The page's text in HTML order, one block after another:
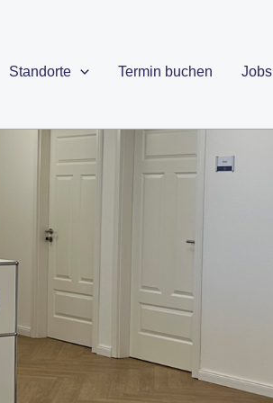
Standorte Termin buchen Jobs